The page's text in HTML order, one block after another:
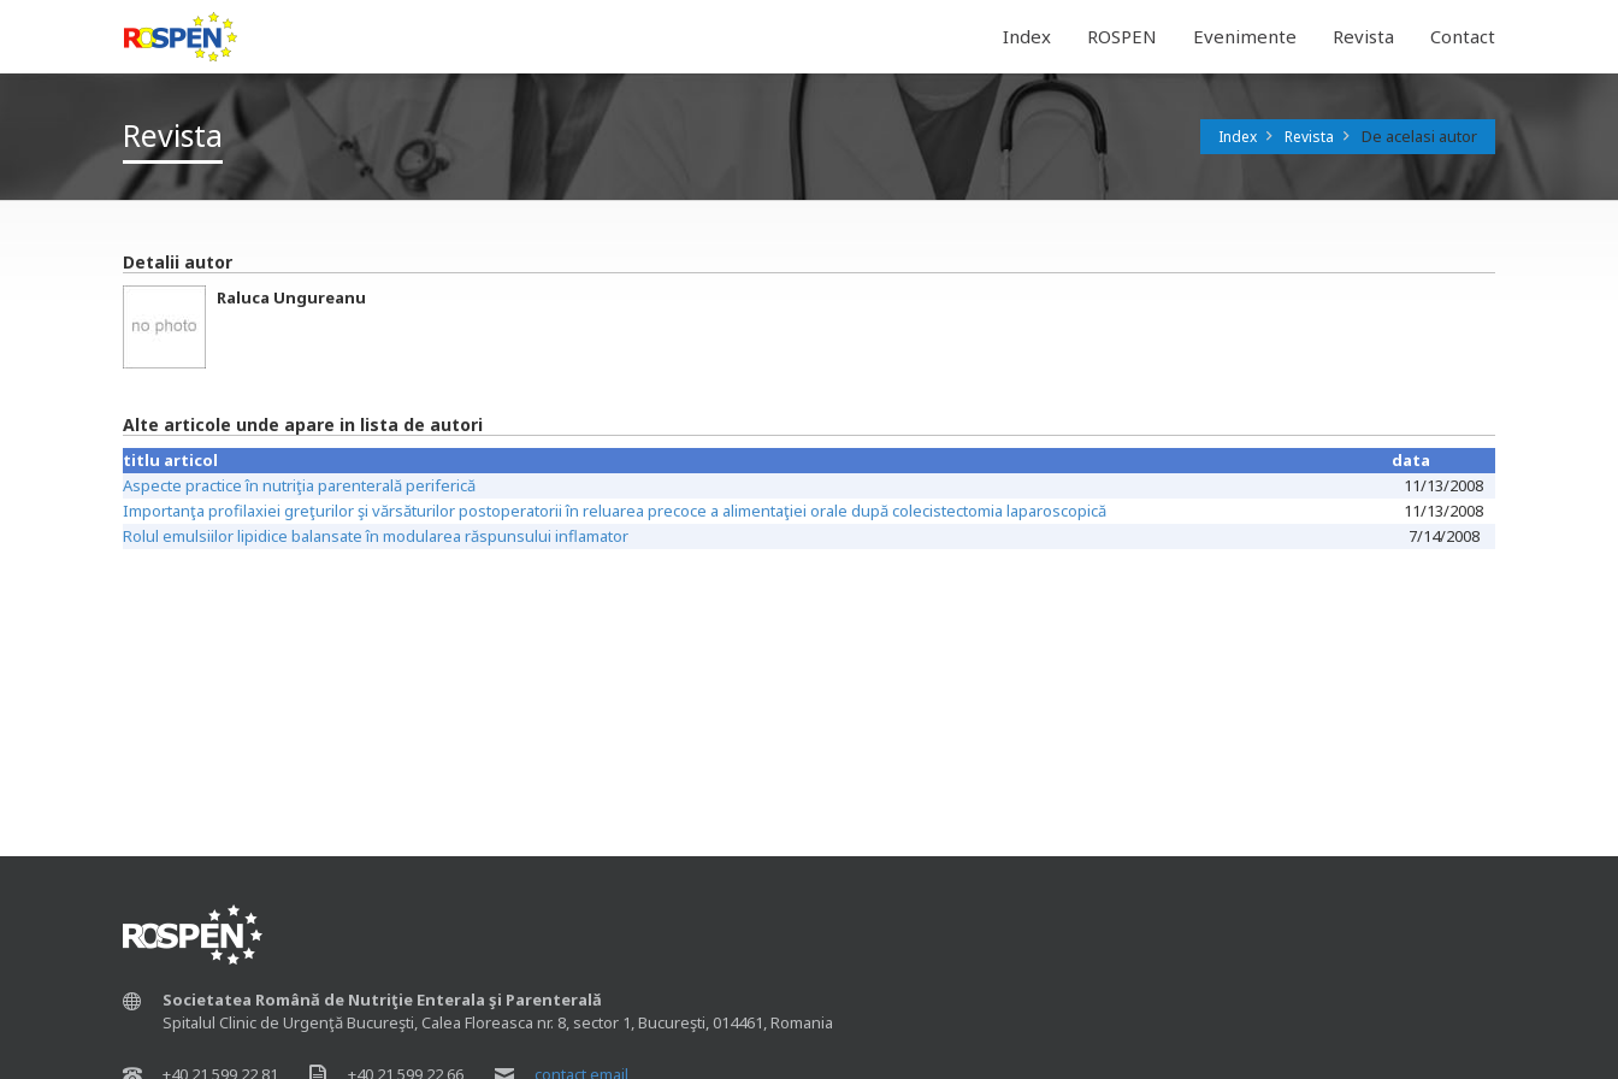
Index ROSPEN Evenimente Revista Contact
Revista Index Revista De acelasi autor
Detalii autor
Raluca Ungureanu
Alte articole unde apare in lista de autori
titlu articol
data
Aspecte practice în nutriţia parenterală periferică
11/13/2008
Importanţa profilaxiei greţurilor şi vărsăturilor postoperatorii în reluarea precoce a alimentaţiei orale după colecistectomia laparoscopică
11/13/2008
Rolul emulsiilor lipidice balansate în modularea răspunsului inflamator
7/14/2008
Societatea Română de Nutriţie Enterala şi Parenterală
Spitalul Clinic de Urgenţă Bucureşti, Calea Floreasca nr. 8, sector 1, Bucureşti, 014461, Romania
+40 21 599 22 81 +40 21 599 22 66 contact email